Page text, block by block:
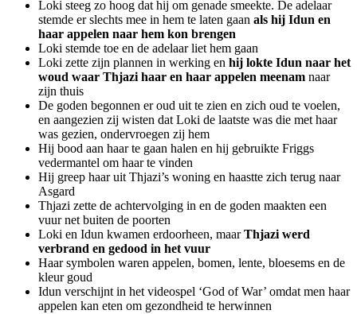
Loki steeg zo hoog dat hij om genade smeekte. De adelaar
stemde er slechts mee in hem te laten gaan als hij Idun en
haar appelen naar hem kon brengen
Loki stemde toe en de adelaar liet hem gaan
Loki zette zijn plannen in werking en hij lokte Idun naar het
woud waar Thjazi haar en haar appelen meenam naar
zijn thuis
De goden begonnen er oud uit te zien en zich oud te voelen,
en aangezien zij wisten dat Loki de laatste was die met haar
was gezien, ondervroegen zij hem
Hij bood aan haar te gaan halen en hij gebruikte Friggs
vedermantel om haar te vinden
Hij greep haar uit Thjazi’s woning en haastte zich terug naar
Asgard
Thjazi zette de achtervolging in en de goden maakten een
vuur net buiten de poorten
Loki en Idun kwamen erdoorheen, maarThjazi werd
verbrand en gedood in het vuur
Haar symbolen waren appelen, bomen, lente, bloesems en de
kleur goud
Idun verschijnt in het videospel ‘God of War’ omdat men haar
appelen kan eten om gezondheid te herwinnen